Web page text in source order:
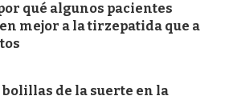
qué algunos pacientes
mejor a la tirzepatida que a
de la suerte en la